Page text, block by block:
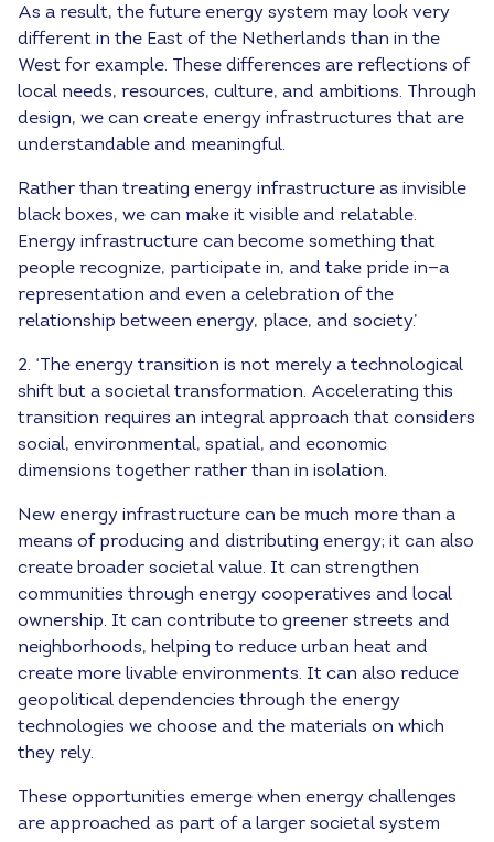
As a result, the future energy system may look very
different in the East of the Netherlands than in the
West for example. These differences are reflections of
local needs, resources, culture, and ambitions. Through
design, we can create energy infrastructures that are
understandable and meaningful.
Rather than treating energy infrastructure as invisible
black boxes, we can make it visible and relatable.
Energy infrastructure can become something that
people recognize, participate in, and take pride in—a
representation and even a celebration of the
relationship between energy, place, and society.’
2. ‘The energy transition is not merely a technological
shift but a societal transformation. Accelerating this
transition requires an integral approach that considers
social, environmental, spatial, and economic
dimensions together rather than in isolation.
New energy infrastructure can be much more than a
means of producing and distributing energy; it can also
create broader societal value. It can strengthen
communities through energy cooperatives and local
ownership. It can contribute to greener streets and
neighborhoods, helping to reduce urban heat and
create more livable environments. It can also reduce
geopolitical dependencies through the energy
technologies we choose and the materials on which
they rely.
These opportunities emerge when energy challenges
are approached as part of a larger societal system